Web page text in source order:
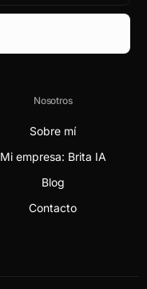
Nosotros
Sobre mí
Mi empresa: Brita IA
Blog
Contacto